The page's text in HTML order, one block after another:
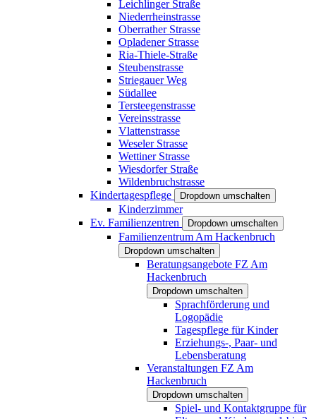
Leichlinger Straße
Niederrheinstrasse
Oberrather Strasse
Opladener Strasse
Ria-Thiele-Straße
Steubenstrasse
Striegauer Weg
Südallee
Tersteegenstrasse
Vereinsstrasse
Vlattenstrasse
Weseler Strasse
Wettiner Strasse
Wiesdorfer Straße
Wildenbruchstrasse
Kindertagespflege
Dropdown umschalten
Kinderzimmer
Ev. Familienzentren
Dropdown umschalten
Familienzentrum Am Hackenbruch
Dropdown umschalten
Beratungsangebote FZ Am
Hackenbruch
Dropdown umschalten
Sprachförderung und
Logopädie
Tagespflege für Kinder
Erziehungs-, Paar- und
Lebensberatung
Veranstaltungen FZ Am
Hackenbruch
Dropdown umschalten
Spiel- und Kontaktgruppe für